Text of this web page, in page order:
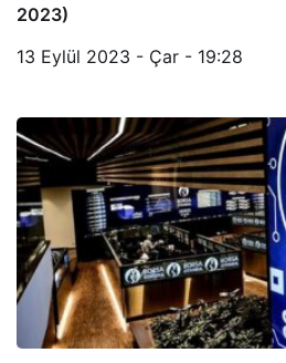
2023)
13 Eylül 2023 - Çar - 19:28